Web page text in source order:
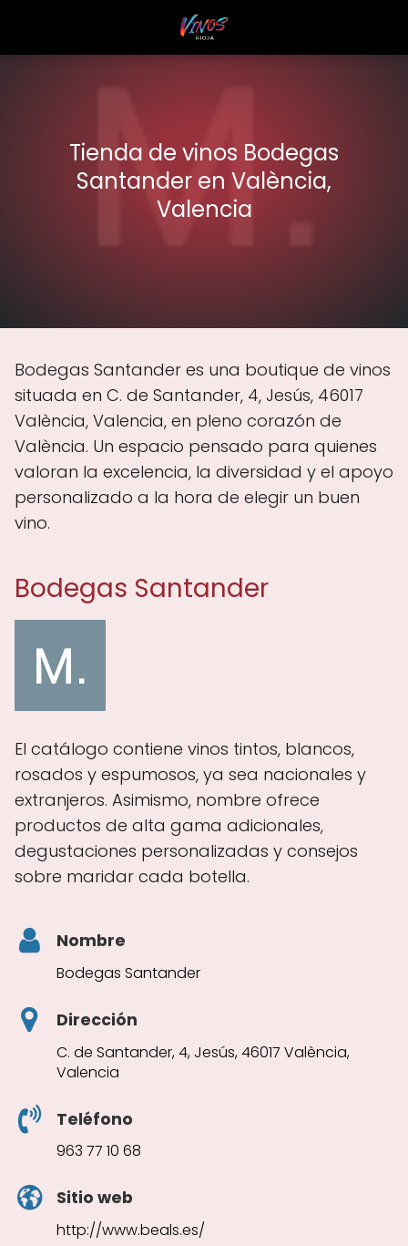
Tienda de vinos Bodegas
Santander en València,
Valencia
Bodegas Santander es una boutique de vinos
situada en C. de Santander, 4, Jesús, 46017
València, Valencia, en pleno corazón de
València. Un espacio pensado para quienes
valoran la excelencia, la diversidad y el apoyo
personalizado a la hora de elegir un buen
vino.
Bodegas Santander
El catálogo contiene vinos tintos, blancos,
rosados y espumosos, ya sea nacionales y
extranjeros. Asimismo, nombre ofrece
productos de alta gama adicionales,
degustaciones personalizadas y consejos
sobre maridar cada botella.
Nombre
Bodegas Santander
Dirección
C. de Santander, 4, Jesús, 46017 València,
Valencia
Teléfono
963 77 10 68
Sitio web
http://www.beals.es/